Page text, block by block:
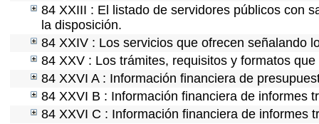
84 XXIII : El listado de servidores públicos con
la disposición.
84 XXIV : Los servicios que ofrecen señalando
84 XXV : Los trámites, requisitos y formatos que
84 XXVI A : Información financiera de
84 XXVI B : Información financiera de informes
84 XXVI C : Información financiera de informes